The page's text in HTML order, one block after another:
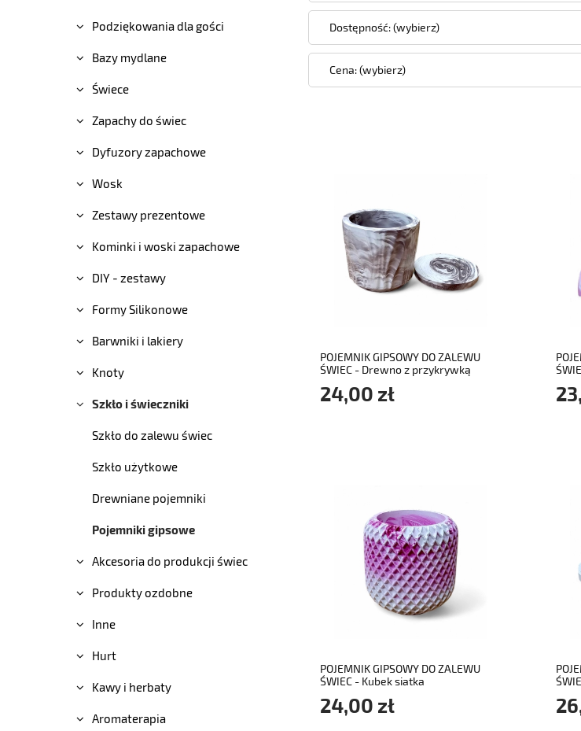
Podziękowania dla gości
Bazy mydlane
Świece
Zapachy do świec
Dyfuzory zapachowe
Wosk
Zestawy prezentowe
Kominki i woski zapachowe
DIY - zestawy
Formy Silikonowe
Barwniki i lakiery
Knoty
Szkło i świeczniki
Szkło do zalewu świec
Szkło użytkowe
Drewniane pojemniki
Pojemniki gipsowe
Akcesoria do produkcji świec
Produkty ozdobne
Inne
Hurt
Kawy i herbaty
Aromaterapia
Dostępność: (wybierz)
Cena: (wybierz)
POJEMNIK GIPSOWY DO ZALEWU
ŚWIEC - Drewno z przykrywką
24,00 zł
POJEMNIK GIPSOWY DO ZALEWU
ŚWIEC - Kubek siatka
24,00 zł
do koszyka